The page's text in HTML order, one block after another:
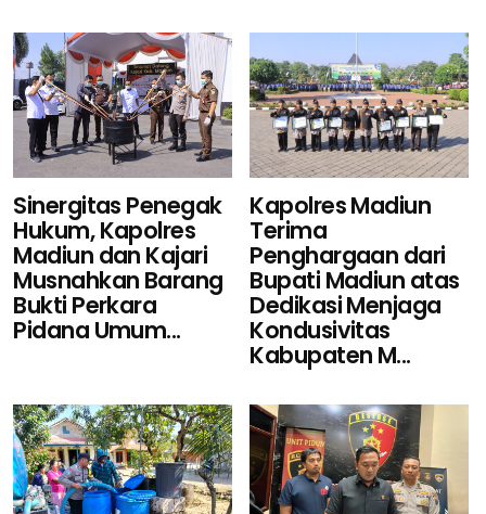
Sinergitas Penegak
Hukum, Kapolres
Madiun dan Kajari
Musnahkan Barang
Bukti Perkara
Pidana Umum...
Kapolres Madiun
Terima
Penghargaan dari
Bupati Madiun atas
Dedikasi Menjaga
Kondusivitas
Kabupaten M...